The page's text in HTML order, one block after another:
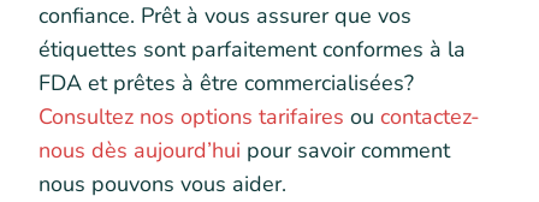
confiance. Prêt à vous assurer que vos
étiquettes sont parfaitement conformes à la
FDA et prêtes à être commercialisées?
Consultez nos options tarifaires ou contactez-
nous dès aujourd’hui pour savoir comment
nous pouvons vous aider.